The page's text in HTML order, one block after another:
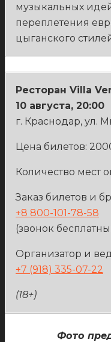
музыкальных
переплетения
цыганского
Ресторан Villa
10 августа, 20:00
г. Краснодар, ул.
Цена билетов:
Количество мест
Заказ билетов и
+8 800-101-78-58
(звонок
Организатор и
+7 (918) 335-07-22
(18+)
Фото